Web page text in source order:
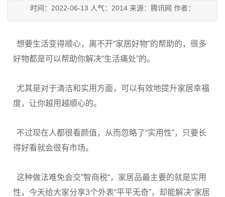
时间：2022-06-13 人气：2014 来源：腾讯网 作者：
想要生活变得顺心，离不开“家居好物”的帮助的，很多
好物都是可以帮助你解决“生活痛处”的。
尤其是对于清洁和实用方面，可以有效地提升家居幸福
度，让你越用越顺心的。
不过现在人都很看颜值，从而忽略了“实用性”，只要长
得好看就会很有市场。
这种做法难免会交”智商税“，家居品最主要的就是实用
性，今天给大家分享3个外表“平平无奇”，却能解决“家居